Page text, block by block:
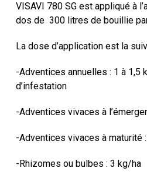
VISAVI 780 SG est appliqué à
dos de 300 litres de bouillie
La dose d’application est la
-Adventices annuelles : 1 à 1,5
d’infestation
-Adventices vivaces à
-Adventices vivaces à maturité
-Rhizomes ou bulbes : 3 kg/ha